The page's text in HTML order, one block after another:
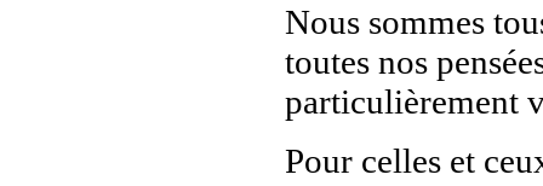
Nous sommes
toutes nos
particulièrement
Pour celles et